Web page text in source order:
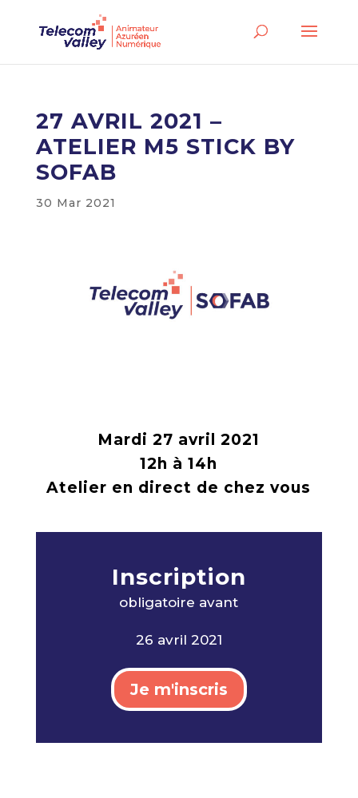
27 AVRIL 2021 –
ATELIER M5 STICK BY
SOFAB
30 Mar 2021
Mardi 27 avril 2021
12h à 14h
Atelier en direct de chez vous
Inscription
obligatoire avant
26 avril 2021
Je m'inscris